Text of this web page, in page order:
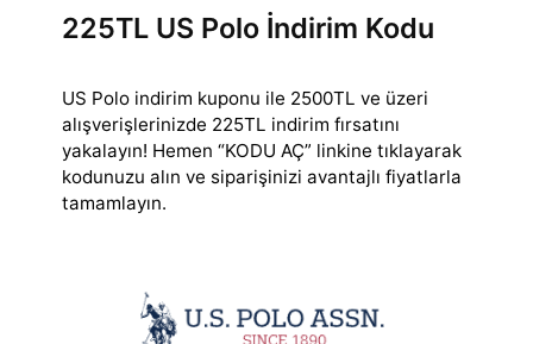
225TL US Polo İndirim Kodu
US Polo indirim kuponu ile 2500TL ve üzeri
alışverişlerinizde 225TL indirim fırsatını
yakalayın! Hemen “KODU AÇ” linkine tıklayarak
kodunuzu alın ve siparişinizi avantajlı fiyatlarla
tamamlayın.